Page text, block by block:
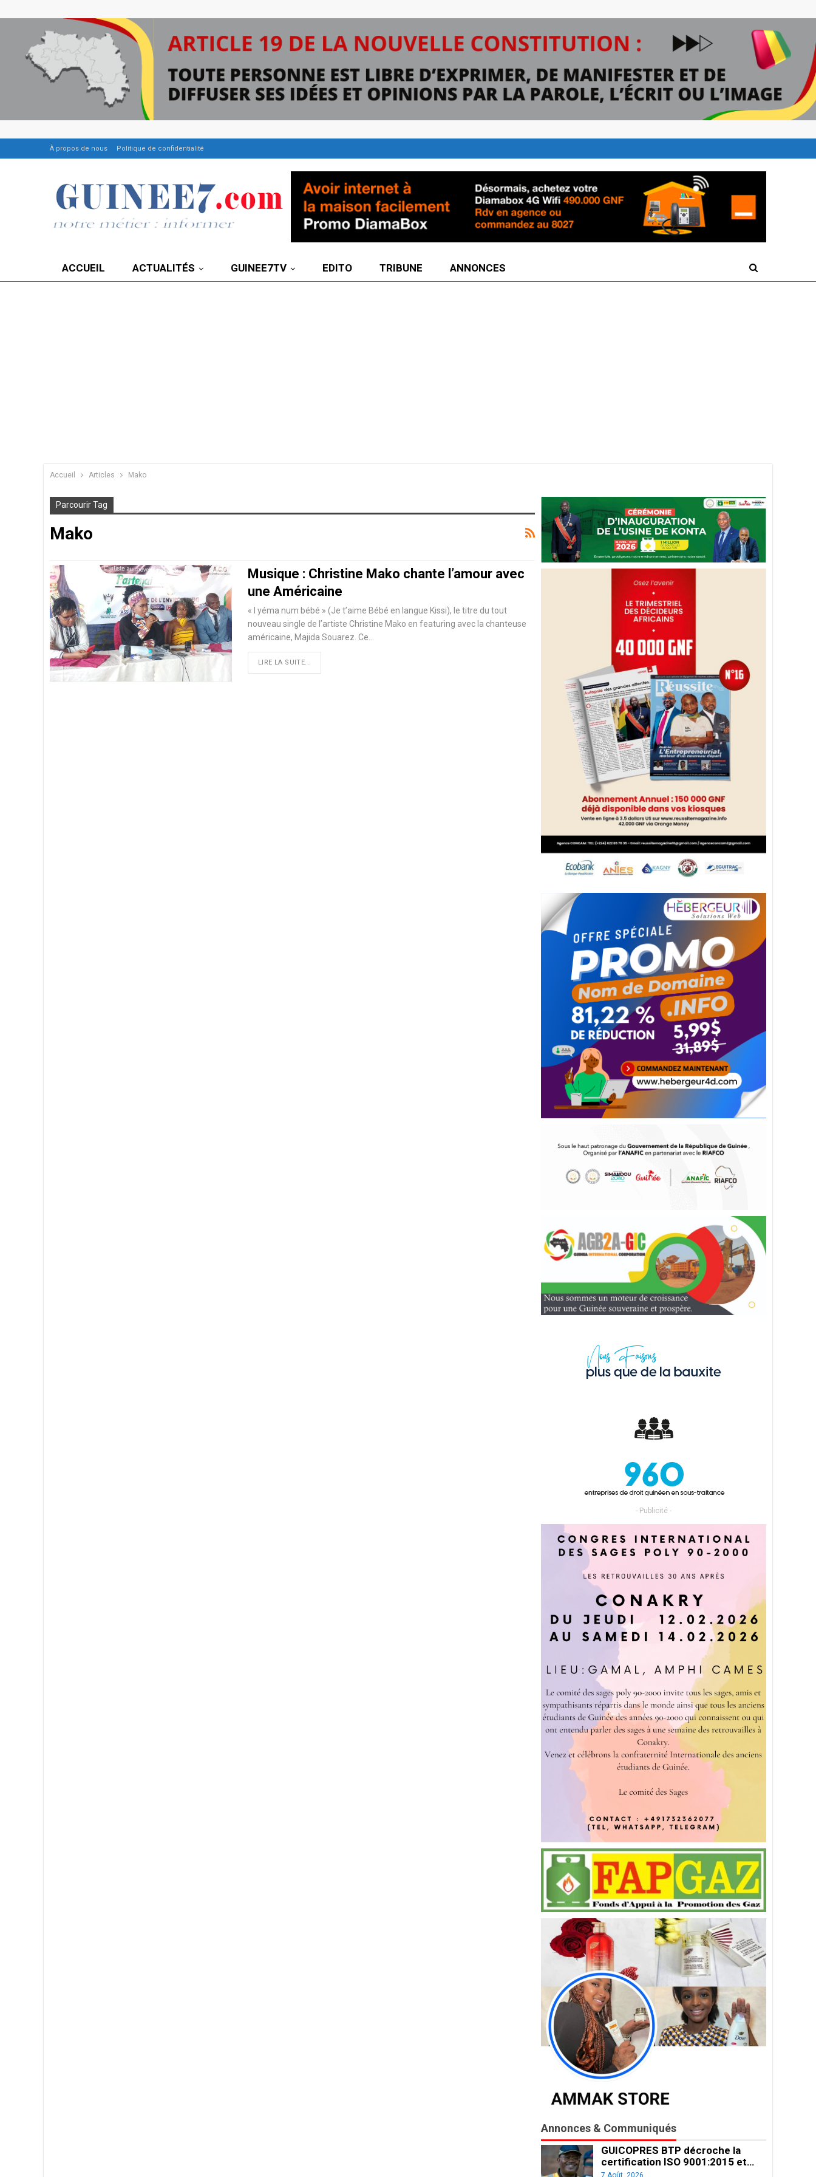
À propos de nous Politique de confidentialité
ACCUEIL ACTUALITÉS GUINEE7TV EDITO TRIBUNE ANNONCES
Accueil Articles Mako
Parcourir Tag
Mako
Musique : Christine Mako chante l’amour avec
une Américaine
« I yéma num bébé » (Je t’aime Bébé en langue Kissi), le titre du tout
nouveau single de l’artiste Christine Mako en featuring avec la chanteuse
américaine, Majida Souarez. Ce
LIRE LA SUITE...
- Publicité -
Annonces & Communiqués
GUICOPRES BTP décroche la
certification ISO 9001:2015 et…